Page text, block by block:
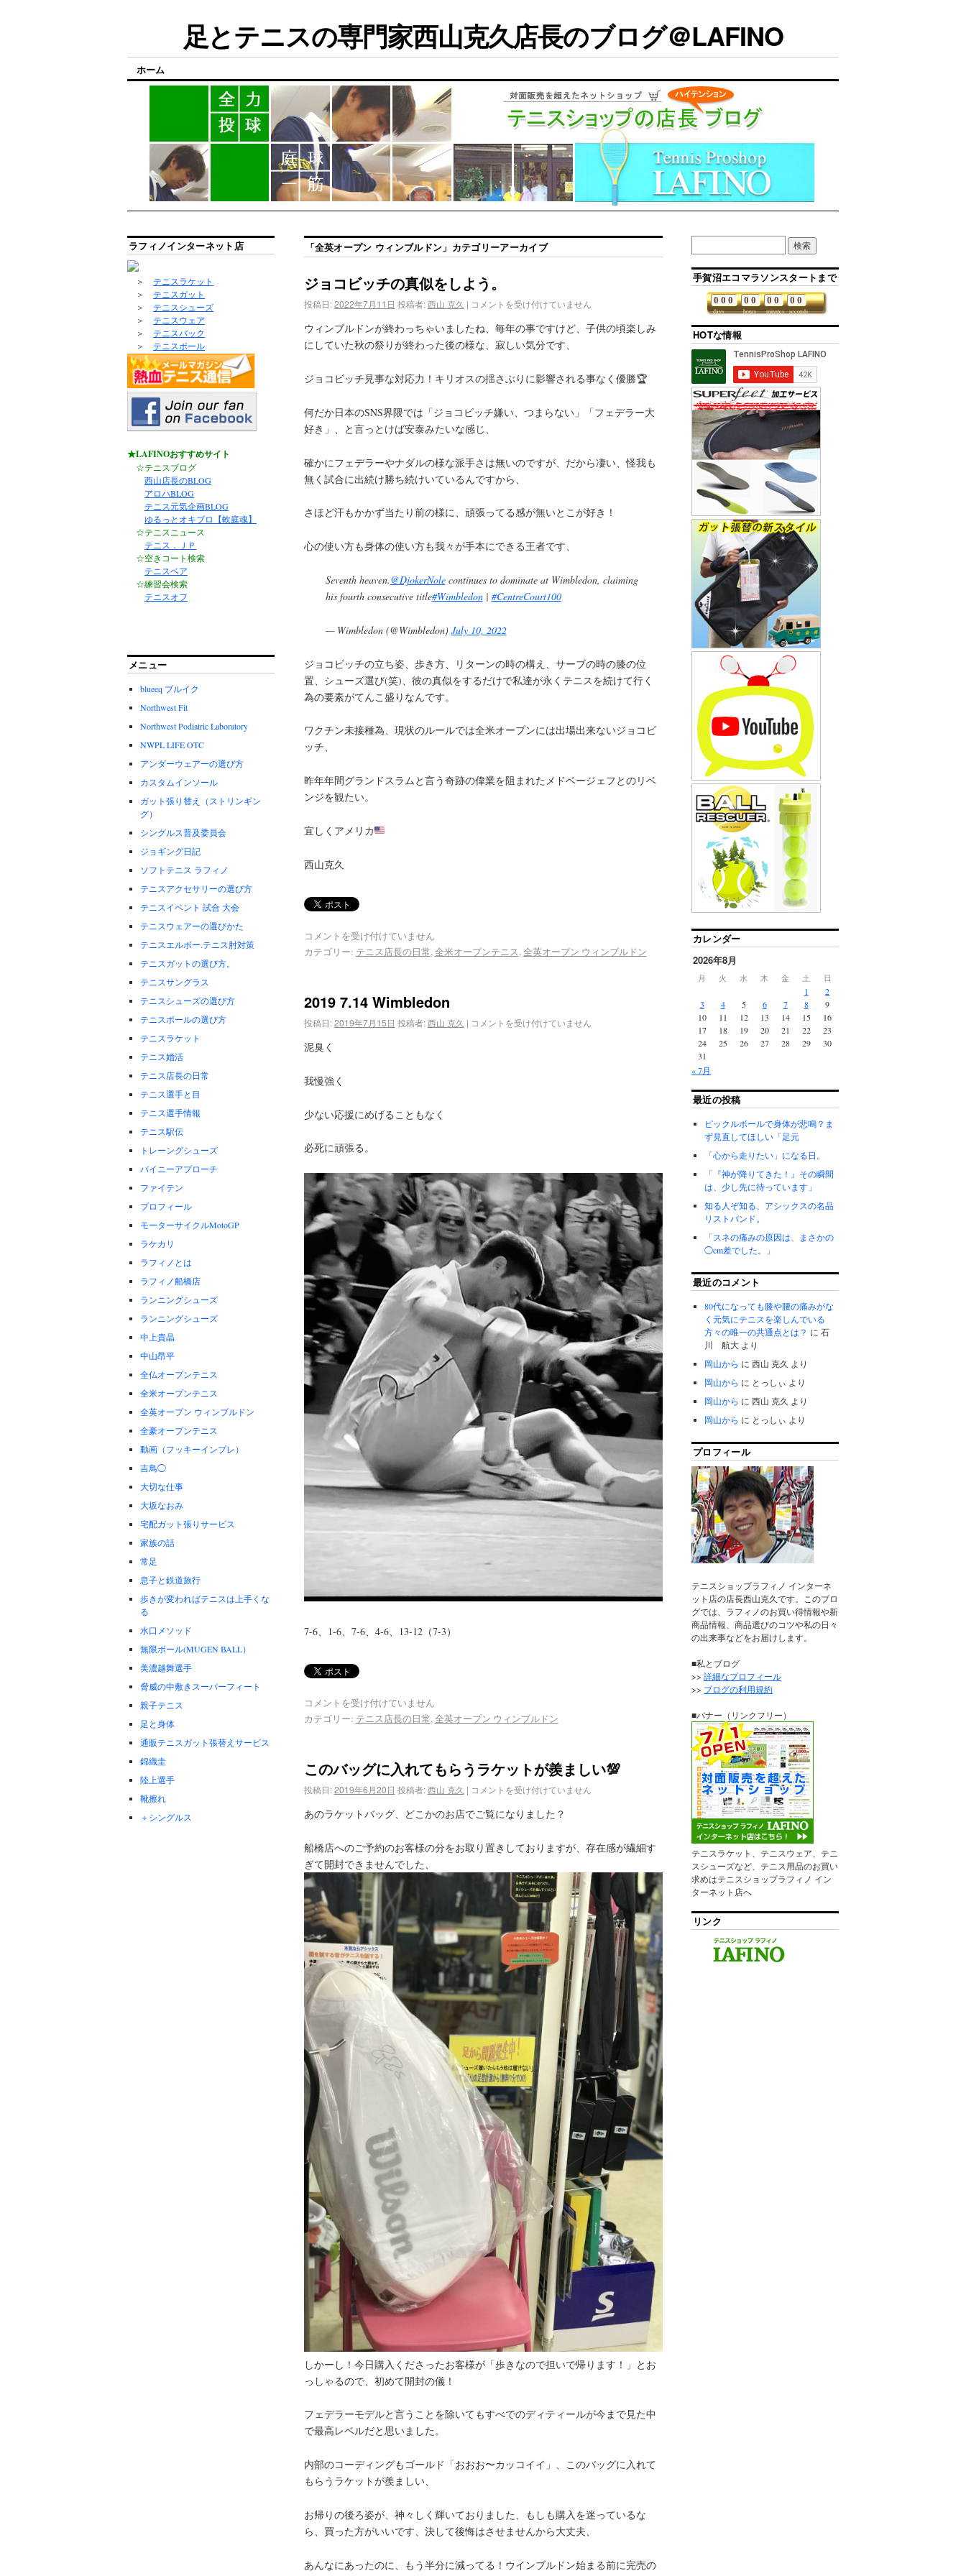
足とテニスの専門家西山克久店長のブログ＠LAFINO
ホーム
「全英オープン ウィンブルドン 」カテゴリーアーカイブ
ジョコビッチの真似をしよう。
投稿日: 2022年7月11日 投稿者: 西山 克久 | コメントを受け付けていません
ウィンブルドンが終わっちゃいましたね、毎年の事ですけど、子供の頃楽しみ
にしていた秋の祭りが終わった後の様な、寂しい気分です、
ジョコビッチ見事な対応力！キリオスの揺さぶりに影響される事なく優勝🏆
何だか日本のSNS界隈では「ジョコビッチ嫌い、つまらない」「フェデラー大
好き」、と言っとけば安泰みたいな感じ、
確かにフェデラーやナダルの様な派手さは無いのですが、だから凄い、怪我も
無く試合に出続け勝ち続けいているんですから、
さほど汗もかかず当たり前の様に、頑張ってる感が無いとこが好き！
心の使い方も身体の使い方も我々が手本にできる王者です、
Seventh heaven.@DjokerNolecontinues to dominate at Wimbledon, claiming
his fourth consecutive title#Wimbledon| #CentreCourt100
— Wimbledon (@Wimbledon) July 10, 2022
ジョコビッチの立ち姿、歩き方、リターンの時の構え、サーブの時の膝の位
置、シューズ選び(笑)、彼の真似をするだけで私達が永くテニスを続けて行く
為の要素がてんこ盛りなんです。
ワクチン未接種為、現状のルールでは全米オープンには出場出来ないジョコビ
ッチ、
昨年年間グランドスラムと言う奇跡の偉業を阻まれたメドベージェフとのリベ
ンジを観たい。
宜しくアメリカ
西山克久
コメントを受け付けていません
カテゴリー: テニス店長の日常, 全米オープンテニス, 全英オープン ウィンブルドン
2019 7.14 Wimbledon
投稿日: 2019年7月15日 投稿者: 西山 克久 | コメントを受け付けていません
泥臭く
我慢強く
少ない応援にめげることもなく
必死に頑張る。
7-6、1-6、7-6、4-6、13-12（7-3）
コメントを受け付けていません
カテゴリー: テニス店長の日常,全英オープン ウィンブルドン
このバッグに入れてもらうラケットが羨ましい💯
投稿日: 2019年6月20日 投稿者: 西山 克久 | コメントを受け付けていません
あのラケットバッグ、どこかのお店でご覧になりました？
船橋店へのご予約のお客様の分をお取り置きしておりますが、存在感が繊細す
ぎて開封できませんでした、
しかーし！今日購入くださったお客様が「歩きなので担いで帰ります！」とお
っしゃるので、初めて開封の儀！
フェデラーモデルと言うことを除いてもすべでのディティールが今まで見た中
で最高レベルだと思いました。
内部のコーディングもゴールド「おおお〜カッコイイ」、このバッグに入れて
もらうラケットが羨ましい、
お帰りの後ろ姿が、神々しく輝いておりました、もしも購入を迷っているな
ら、買った方がいいです、決して後悔はさせませんから大丈夫、
あんなにあったのに、もう半分に減ってる！ウインブルドン始まる前に完売の
ラフィノインターネット店
＞ テニスラケット
＞ テニスガット
＞ テニスシューズ
＞ テニスウェア
＞ テニスバック
＞ テニスボール
★LAFINOおすすめサイト
☆テニスブログ
西山店長のBLOG
アロハBLOG
テニス元気企画BLOG
ゆるっとオキブロ【軟庭魂】
☆テニスニュース
テニス．ＪＰ
☆空きコート検索
テニスベア
☆練習会検索
テニスオフ
メニュー
blueeq ブルイク
Northwest Fit
Northwest Podiatric Laboratory
NWPL LIFE OTC
アンダーウェアーの選び方
カスタムインソール
ガット張り替え（ストリンギン
グ）
シングルス普及委員会
ジョギング日記
ソフトテニス ラフィノ
テニスアクセサリーの選び方
テニスイベント 試合 大会
テニスウェアーの選びかた
テニスエルボー.テニス肘対策
テニスガットの選び方。
テニスサングラス
テニスシューズの選び方
テニスボールの選び方
テニスラケット
テニス婚活
テニス店長の日常
テニス選手と目
テニス選手情報
テニス駅伝
トレーングシューズ
バイニーアプローチ
ファイテン
プロフィール
モーターサイクルMotoGP
ラケカリ
ラフィノとは
ラフィノ船橋店
ランニングシューズ
ランニングシューズ
中上貴晶
中山昂平
全仏オープンテニス
全米オープンテニス
全英オープン ウィンブルドン
全豪オープンテニス
動画（フッキーインプレ）
吉鳥◯
大切な仕事
大坂なおみ
宅配ガット張りサービス
家族の話
常足
息子と鉄道旅行
歩きが変わればテニスは上手くな
る
水口メソッド
無限ボール(MUGEN BALL）
美濃越舞選手
脅威の中敷きスーパーフィート
親子テニス
足と身体
通販テニスガット張替えサービス
錦織圭
陸上選手
靴擦れ
＋シングルス
手賀沼エコマラソンスタートまで
days
0 0 0
hours
0 0
minutes
0 0
seconds
0 0
HOTな情報
カレンダー
2026年8月
月 火 水 木 金 土 日
« 7月
1
2
3
4 5 6 7 8
9
10
11 12 13 14 15
16
17
18 19 20 21 22
23
24
25 26 27 28 29
30
31
最近の投稿
ピックルボールで身体が悲鳴？ま
ず見直してほしい「足元
「心から走りたい」になる日。
「『神が降りてきた！』その瞬間
は、少し先に待っています」
知る人ぞ知る、アシックスの名品
リストバンド。
「スネの痛みの原因は、まさかの
◯cm差でした。」
最近のコメント
80代になっても膝や腰の痛みがな
く元気にテニスを楽しんでいる
方々の唯一の共通点とは？ に石
川 航大 より
岡山から に西山 克久 より
岡山から に とっしぃ より
岡山から に西山 克久 より
岡山から に とっしぃ より
プロフィール
テニスショップラフィノ インターネ
ット店の店長西山克久です。このブロ
グでは、ラフィノのお買い得情報や新
商品情報、商品選びのコツや私の日々
の出来事などをお届けします。
■私とブログ
>>詳細なプロフィール
>> ブログの利用規約
■バナー（リンクフリー）
テニスラケット、テニスウェア、テニ
スシューズなど、テニス用品のお買い
求めはテニスショップラフィノ イン
ターネット店へ
リンク